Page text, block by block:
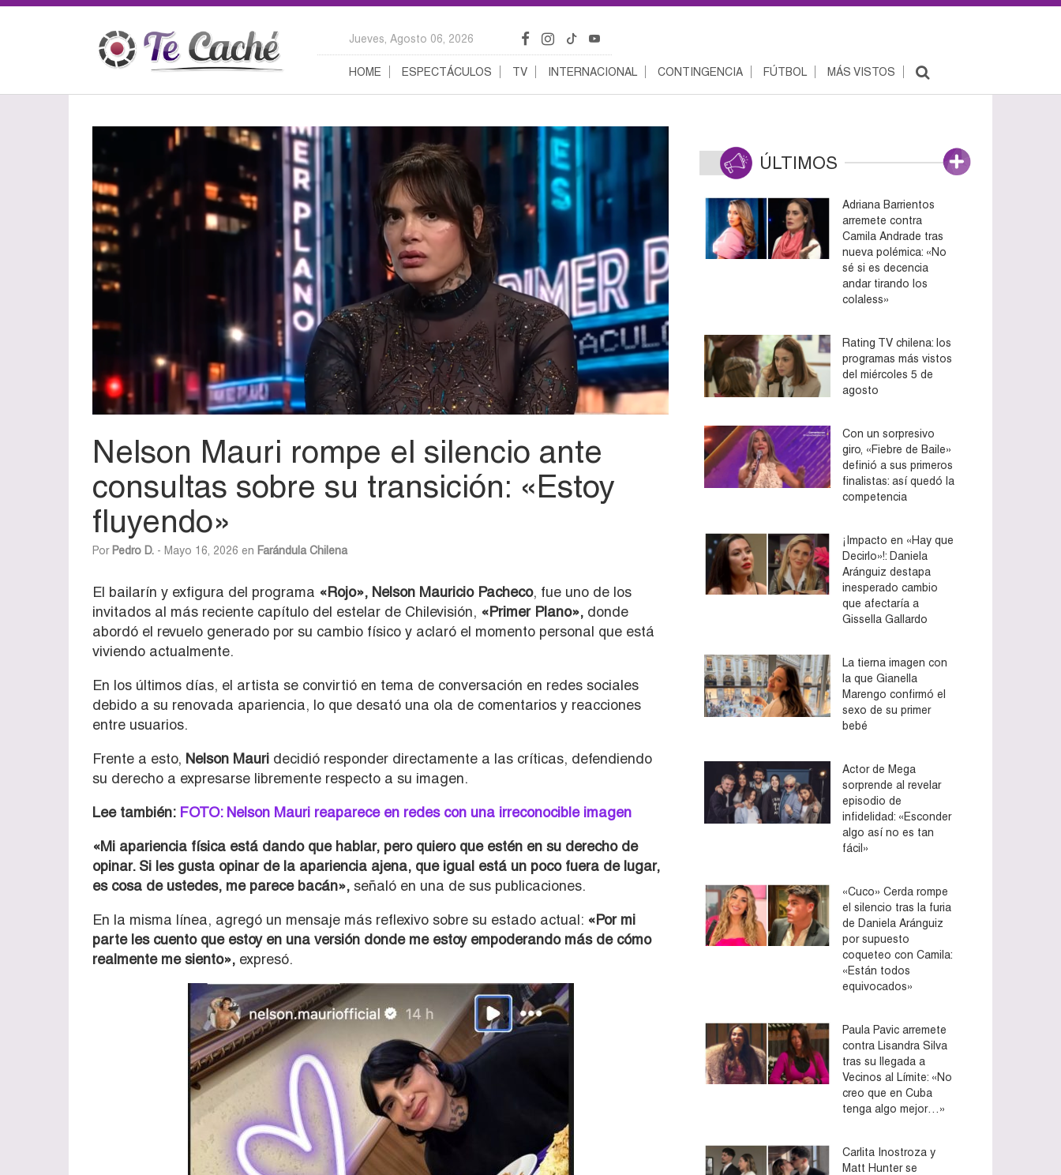
Jueves, Agosto 06, 2026
HOME ESPECTÁCULOS TV INTERNACIONAL CONTINGENCIA FÚTBOL MÁS VISTOS
Nelson Mauri rompe el silencio ante
consultas sobre su transición: «Estoy
fluyendo»
Por Pedro D. - Mayo 16, 2026 en Farándula Chilena
El bailarín y exfigura del programa «Rojo», Nelson Mauricio Pacheco, fue uno de los
invitados al más reciente capítulo del estelar de Chilevisión, «Primer Plano», donde
abordó el revuelo generado por su cambio físico y aclaró el momento personal que está
viviendo actualmente.
En los últimos días, el artista se convirtió en tema de conversación en redes sociales
debido a su renovada apariencia, lo que desató una ola de comentarios y reacciones
entre usuarios.
Frente a esto, Nelson Mauri decidió responder directamente a las críticas, defendiendo
su derecho a expresarse libremente respecto a su imagen.
Lee también: FOTO: Nelson Mauri reaparece en redes con una irreconocible imagen
«Mi apariencia física está dando que hablar, pero quiero que estén en su derecho de
opinar. Si les gusta opinar de la apariencia ajena, que igual está un poco fuera de lugar,
es cosa de ustedes, me parece bacán», señaló en una de sus publicaciones.
En la misma línea, agregó un mensaje más reflexivo sobre su estado actual: «Por mi
parte les cuento que estoy en una versión donde me estoy empoderando más de cómo
realmente me siento», expresó.
ÚLTIMOS
Adriana Barrientos
arremete contra
Camila Andrade tras
nueva polémica: «No
sé si es decencia
andar tirando los
colaless»
Rating TV chilena: los
programas más vistos
del miércoles 5 de
agosto
Con un sorpresivo
giro, «Fiebre de Baile»
definió a sus primeros
finalistas: así quedó la
competencia
¡Impacto en «Hay que
Decirlo»!: Daniela
Aránguiz destapa
inesperado cambio
que afectaría a
Gissella Gallardo
La tierna imagen con
la que Gianella
Marengo confirmó el
sexo de su primer
bebé
Actor de Mega
sorprende al revelar
episodio de
infidelidad: «Esconder
algo así no es tan
fácil»
«Cuco» Cerda rompe
el silencio tras la furia
de Daniela Aránguiz
por supuesto
coqueteo con Camila:
«Están todos
equivocados»
Paula Pavic arremete
contra Lisandra Silva
tras su llegada a
Vecinos al Límite: «No
creo que en Cuba
tenga algo mejor…»
Carlita Inostroza y
Matt Hunter se